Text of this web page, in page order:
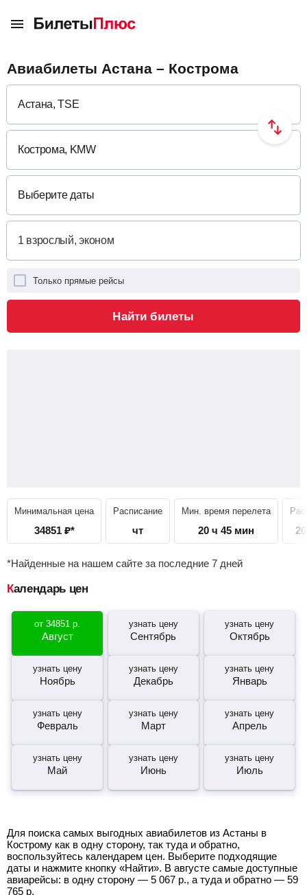
Авиабилеты Астана – Кострома
Выберите даты
Только прямые рейсы
Найти билеты
Минимальная цена
34851 ₽*
Расписание
чт
Мин. время перелета
20 ч 45 мин
*Найденные на нашем сайте за последние 7 дней
Календарь цен
от34851 р.
Август
узнать цену
Сентябрь
узнать цену
Октябрь
узнать цену
Ноябрь
узнать цену
Декабрь
узнать цену
Январь
узнать цену
Февраль
узнать цену
Март
узнать цену
Апрель
узнать цену
Май
узнать цену
Июнь
узнать цену
Июль
Для поиска самых выгодных авиабилетов из Астаны в
Кострому как в одну сторону, так туда и обратно,
воспользуйтесь календарем цен. Выберите подходящие
даты и нажмите кнопку «Найти». В августе самые доступные
авиарейсы: в одну сторону — 5 067 р., а туда и обратно — 59
765 р.